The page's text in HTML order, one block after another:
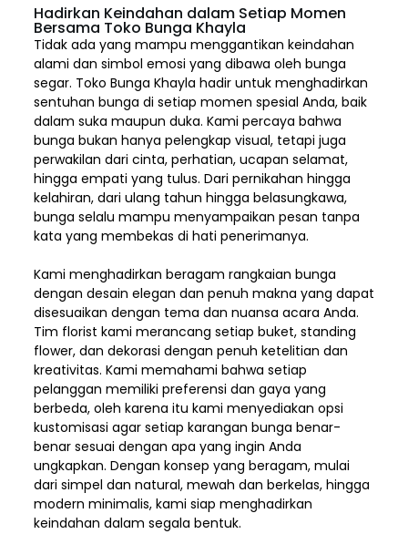
Hadirkan Keindahan dalam Setiap Momen
Bersama Toko Bunga Khayla
Tidak ada yang mampu menggantikan keindahan
alami dan simbol emosi yang dibawa oleh bunga
segar. Toko Bunga Khayla hadir untuk menghadirkan
sentuhan bunga di setiap momen spesial Anda, baik
dalam suka maupun duka. Kami percaya bahwa
bunga bukan hanya pelengkap visual, tetapi juga
perwakilan dari cinta, perhatian, ucapan selamat,
hingga empati yang tulus. Dari pernikahan hingga
kelahiran, dari ulang tahun hingga belasungkawa,
bunga selalu mampu menyampaikan pesan tanpa
kata yang membekas di hati penerimanya.
Kami menghadirkan beragam rangkaian bunga
dengan desain elegan dan penuh makna yang dapat
disesuaikan dengan tema dan nuansa acara Anda.
Tim florist kami merancang setiap buket, standing
flower, dan dekorasi dengan penuh ketelitian dan
kreativitas. Kami memahami bahwa setiap
pelanggan memiliki preferensi dan gaya yang
berbeda, oleh karena itu kami menyediakan opsi
kustomisasi agar setiap karangan bunga benar-
benar sesuai dengan apa yang ingin Anda
ungkapkan. Dengan konsep yang beragam, mulai
dari simpel dan natural, mewah dan berkelas, hingga
modern minimalis, kami siap menghadirkan
keindahan dalam segala bentuk.